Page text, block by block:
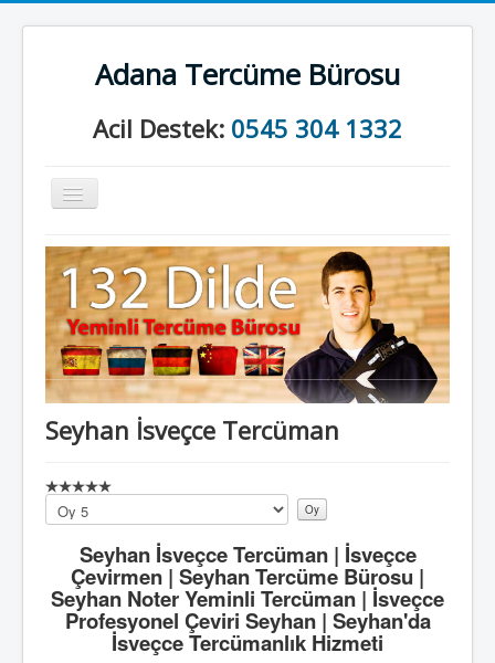
Adana Tercüme Bürosu
Acil Destek: 0545 304 1332
Gezinme
geçişini
Anasayfa
Kurumsal
Neler Yapıyoruz?
İletişim
Seyhan İsveçce Tercüman
Lütfen
oylayın
Seyhan İsveçce Tercüman | İsveçce
Çevirmen | Seyhan Tercüme Bürosu |
Seyhan Noter Yeminli Tercüman | İsveçce
Profesyonel Çeviri Seyhan | Seyhan'da
İsveçce Tercümanlık Hizmeti